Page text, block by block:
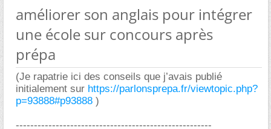
améliorer son anglais pour intégrer
une école sur concours après
prépa
(Je rapatrie ici des conseils que j’avais publié
initialement sur https://parlonsprepa.fr/viewtopic.php?
p=93888#p93888 )
------------------------------------------------------